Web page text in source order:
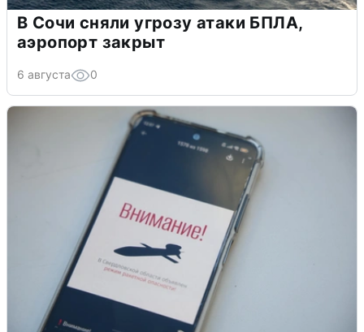
В Сочи сняли угрозу атаки БПЛА,
аэропорт закрыт
6 августа 0